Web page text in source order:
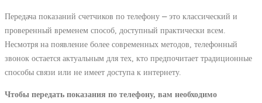
Передача показаний счетчиков по телефону ⎼ это классический и
проверенный временем способ, доступный практически всем.
Несмотря на появление более современных методов, телефонный
звонок остается актуальным для тех, кто предпочитает традиционные
способы связи или не имеет доступа к интернету.
Чтобы передать показания по телефону, вам необходимо